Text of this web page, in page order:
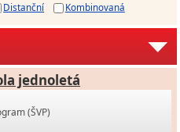
Distanční Kombinovaná
jednoletá
(ŠVP)